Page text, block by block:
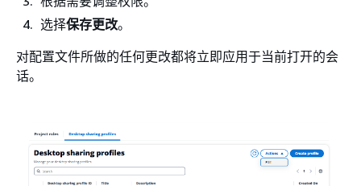
选择保存更改。
对配置文件所做的任何更改都将立即应用于当前打开的会
话。